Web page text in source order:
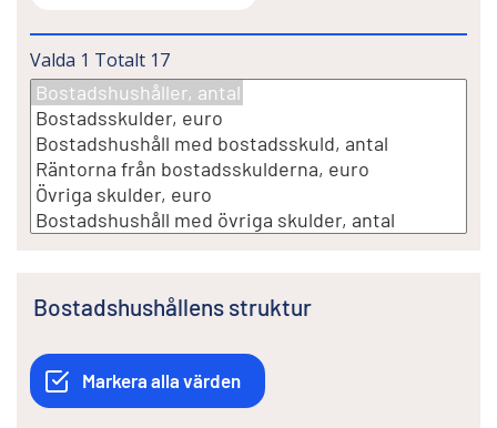
Valda 1 Totalt 17
Bostadshushållens struktur